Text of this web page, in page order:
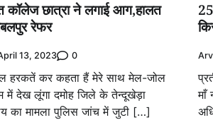
कॉलेज छात्रा ने लगाई आग,हालत
रेफर
13, 2023 0
हरकतें कर कहता हैं मेरे साथ मेल-जोल
में देख लूंगा दमोह जिले के तेन्दूखेड़ा
का मामला पुलिस जांच में जुटी […]
माँ